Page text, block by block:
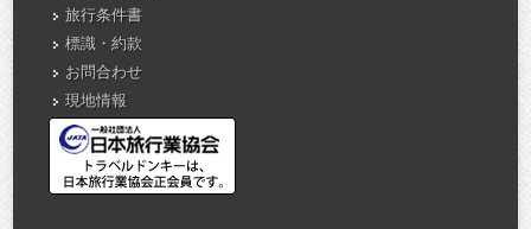
旅行条件書
標識・約款
お問合わせ
現地情報